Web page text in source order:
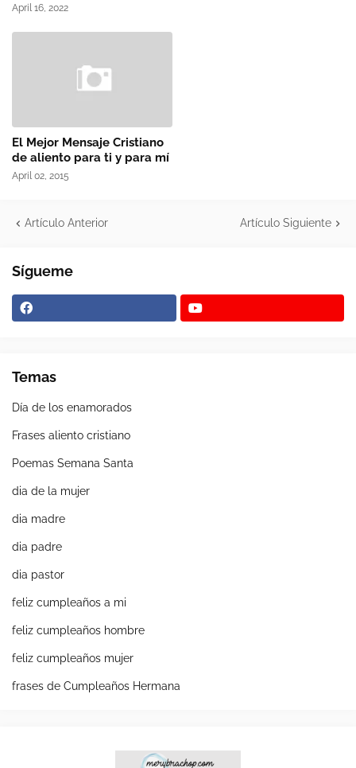
April 16, 2022
El Mejor Mensaje Cristiano
de aliento para ti y para mí
April 02, 2015
Artículo Anterior Artículo Siguiente
Sígueme
Temas
Día de los enamorados
Frases aliento cristiano
Poemas Semana Santa
dia de la mujer
dia madre
dia padre
dia pastor
feliz cumpleaños a mi
feliz cumpleaños hombre
feliz cumpleaños mujer
frases de Cumpleaños Hermana